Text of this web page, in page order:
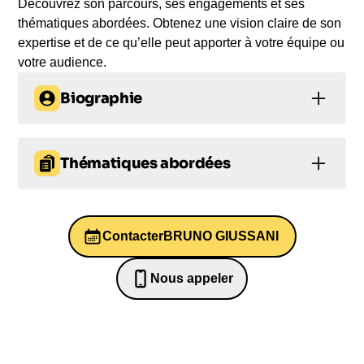
Découvrez son parcours, ses engagements et ses
thématiques abordées. Obtenez une vision claire de son
expertise et de ce qu’elle peut apporter à votre équipe ou
votre audience.
Biographie
technologique et curateur d'idées, dirige TED en
Europe, propageant la puissance des grandes
et membre du conseil d'administration de Tinext, il
conseille des entreprises et des organisations
publiques. Auteur récompensé et contributeur de
renom, il écrit sur l'actualité, la technologie et
l'innovation pour des publications prestigieuses
Thématiques abordées
Technologie Communication
ContacterBRUNO GIUSSANI
Nous appeler
0652698481